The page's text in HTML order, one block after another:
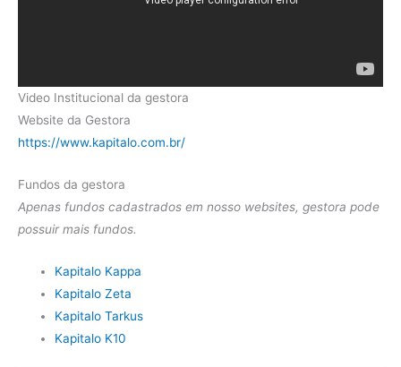
Video Institucional da gestora
Website da Gestora
https://www.kapitalo.com.br/
Fundos da gestora
Apenas fundos cadastrados em nosso websites, gestora pode
possuir mais fundos.
Kapitalo Kappa
Kapitalo Zeta
Kapitalo Tarkus
Kapitalo K10